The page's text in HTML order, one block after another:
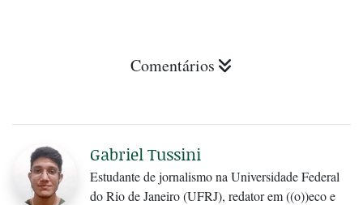
Comentários
Gabriel Tussini
Estudante de jornalismo na Universidade Federal
do Rio de Janeiro (UFRJ), redator em ((o))eco e